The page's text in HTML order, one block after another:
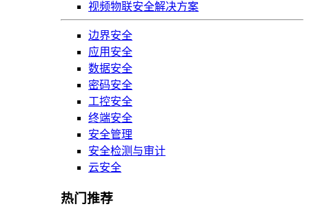
视频物联安全解决方案
边界安全
应用安全
数据安全
密码安全
工控安全
终端安全
安全管理
安全检测与审计
云安全
热门推荐